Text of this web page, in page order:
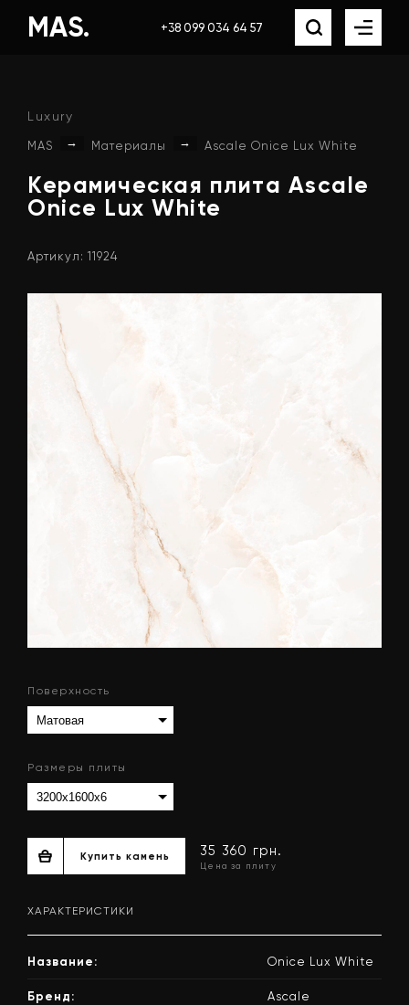
MAS. +38 099 034 64 57
Luxury
MAS → Материалы → Ascale Onice Lux White
Керамическая плита Ascale
Onice Lux White
Артикул: 11924
Поверхность
Размеры плиты
ХАРАКТЕРИСТИКИ
Название: Onice Lux White
Бренд: Ascale